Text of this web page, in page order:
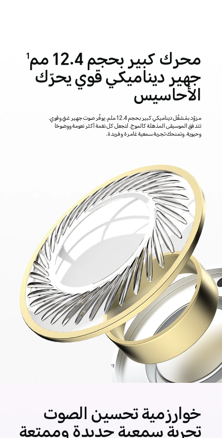
محرك كبير بحجم 12.4 مم 1
جهير ديناميكي قوي يحرّك
الأحاسيس
مزوّد بمُشغّل ديناميكي كبير بحجم 12.4 ملم، يوفّر صوت جهير غني وقوي.
تتدفق الموسيقى المذهلة كالموج، لتجعل كل نغمة أكثر نعومة ووضوحًا
وحيوية، وتمنحك تجربة سمعية غامرة وفريدة.
خوارزمية تحسين الصوت